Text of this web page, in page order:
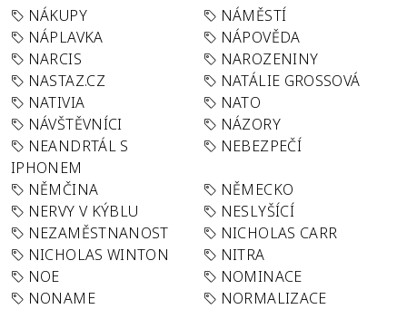
NÁKUPY
NÁMĚSTÍ
NÁPLAVKA
NÁPOVĚDA
NARCIS
NAROZENINY
NASTAZ.CZ
NATÁLIE GROSSOVÁ
NATIVIA
NATO
NÁVŠTĚVNÍCI
NÁZORY
NEANDRTÁL S
IPHONEM
NEBEZPEČÍ
NĚMČINA
NĚMECKO
NERVY V KÝBLU
NESLYŠÍCÍ
NEZAMĚSTNANOST
NICHOLAS CARR
NICHOLAS WINTON
NITRA
NOE
NOMINACE
NONAME
NORMALIZACE